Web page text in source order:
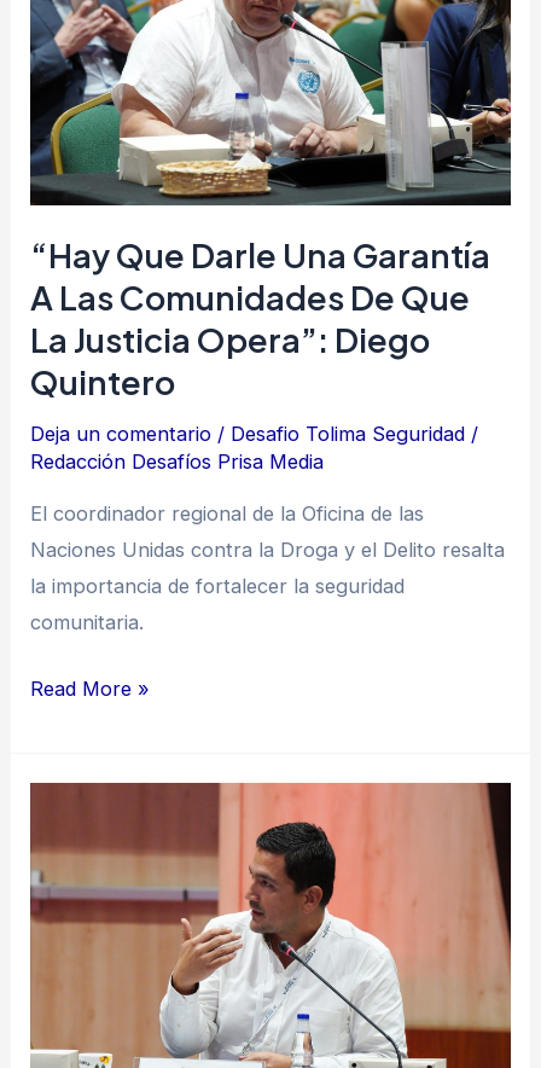
“Hay Que Darle Una Garantía
A Las Comunidades De Que
La Justicia Opera”: Diego
Quintero
Deja un comentario / Desafio Tolima Seguridad /
Redacción Desafíos Prisa Media
El coordinador regional de la Oficina de las
Naciones Unidas contra la Droga y el Delito resalta
la importancia de fortalecer la seguridad
comunitaria.
una
garantía
a
las
comunidades
de
justicia
opera”:
Diego
Read More »
necesitan
invertir
inteligencia”: